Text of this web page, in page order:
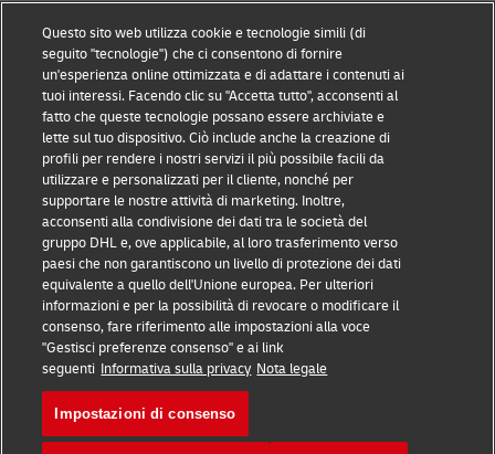
Categorie
News & ESG
Piccole imprese
E-commerce
B2B
Logistica
Spedire con DHL
DHL
Contattaci
Sostenibilità
Nota legale
Termini d'uso
Avviso sulla privacy
Impostazioni dei cookie
Seguici
Questo sito web utilizza cookie e tecnologie simili (di
seguito "tecnologie") che ci consentono di fornire
un'esperienza online ottimizzata e di adattare i contenuti ai
tuoi interessi. Facendo clic su "Accetta tutto", acconsenti al
fatto che queste tecnologie possano essere archiviate e
lette sul tuo dispositivo. Ciò include anche la creazione di
profili per rendere i nostri servizi il più possibile facili da
utilizzare e personalizzati per il cliente, nonché per
supportare le nostre attività di marketing. Inoltre,
acconsenti alla condivisione dei dati tra le società del
gruppo DHL e, ove applicabile, al loro trasferimento verso
paesi che non garantiscono un livello di protezione dei dati
equivalente a quello dell'Unione europea. Per ulteriori
informazioni e per la possibilità di revocare o modificare il
consenso, fare riferimento alle impostazioni alla voce
"Gestisci preferenze consenso" e ai link
seguenti Informativa sulla privacy Nota legale
Impostazioni di consenso